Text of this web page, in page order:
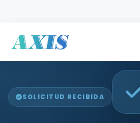
SOLICITUD RECIBIDA